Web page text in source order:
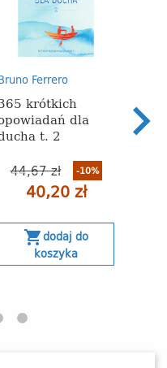
Ferrero
krótkich
dla
t. 2
44,67 zł -10%
40,20 zł
shopping_cartdodaj do
koszyka